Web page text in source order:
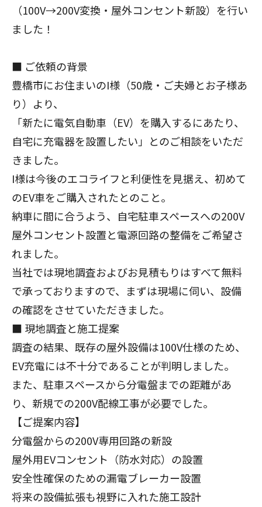
（100V→200V変換・屋外コンセント新設）を行い
ました！
■ ご依頼の背景
豊橋市にお住まいのI様（50歳・ご夫婦とお子様あ
り）より、
「新たに電気自動車（EV）を購入するにあたり、
自宅に充電器を設置したい」とのご相談をいただ
きました。
I様は今後のエコライフと利便性を見据え、初めて
のEV車をご購入されたとのこと。
納車に間に合うよう、自宅駐車スペースへの200V
屋外コンセント設置と電源回路の整備をご希望さ
れました。
当社では現地調査およびお見積もりはすべて無料
で承っておりますので、まずは現場に伺い、設備
の確認をさせていただきました。
■ 現地調査と施工提案
調査の結果、既存の屋外設備は100V仕様のため、
EV充電には不十分であることが判明しました。
また、駐車スペースから分電盤までの距離があ
り、新規での200V配線工事が必要でした。
【ご提案内容】
分電盤からの200V専用回路の新設
屋外用EVコンセント（防水対応）の設置
安全性確保のための漏電ブレーカー設置
将来の設備拡張も視野に入れた施工設計